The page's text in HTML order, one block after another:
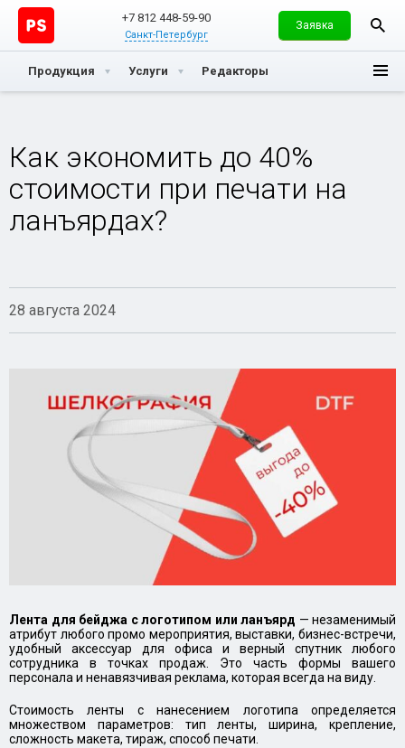
+7 812 448-59-90
Санкт-Петербург
Заявка
Продукция Услуги Редакторы
Как экономить до 40%
стоимости при печати на
ланъярдах?
28 августа 2024
Лента для бейджа с логотипом или ланъярд — незаменимый
атрибут любого промо мероприятия, выставки, бизнес-встречи,
удобный аксессуар для офиса и верный спутник любого
сотрудника в точках продаж. Это часть формы вашего
персонала и ненавязчивая реклама, которая всегда на виду.
Стоимость ленты с нанесением логотипа определяется
множеством параметров: тип ленты, ширина, крепление,
сложность макета, тираж, способ печати.